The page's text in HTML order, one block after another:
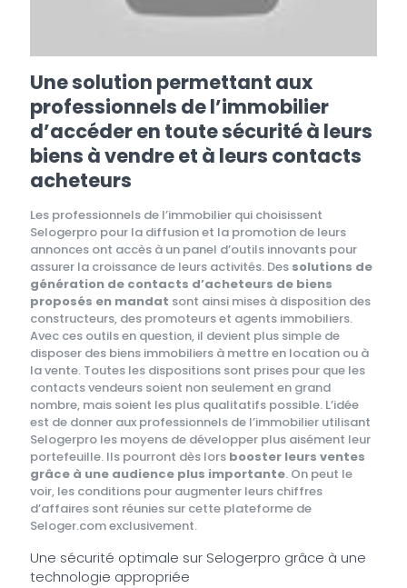
Une solution permettant aux
professionnels de l’immobilier
d’accéder en toute sécurité à leurs
biens à vendre et à leurs contacts
acheteurs
Les professionnels de l’immobilier qui choisissent
Selogerpro pour la diffusion et la promotion de leurs
annonces ont accès à un panel d’outils innovants pour
assurer la croissance de leurs activités. Des solutions de
génération de contacts d’acheteurs de biens
proposés en mandat sont ainsi mises à disposition des
constructeurs, des promoteurs et agents immobiliers.
Avec ces outils en question, il devient plus simple de
disposer des biens immobiliers à mettre en location ou à
la vente. Toutes les dispositions sont prises pour que les
contacts vendeurs soient non seulement en grand
nombre, mais soient les plus qualitatifs possible. L’idée
est de donner aux professionnels de l’immobilier utilisant
Selogerpro les moyens de développer plus aisément leur
portefeuille. Ils pourront dès lors booster leurs ventes
grâce à une audience plus importante. On peut le
voir, les conditions pour augmenter leurs chiffres
d’affaires sont réunies sur cette plateforme de
Seloger.com exclusivement.
Une sécurité optimale sur Selogerpro grâce à une
technologie appropriée